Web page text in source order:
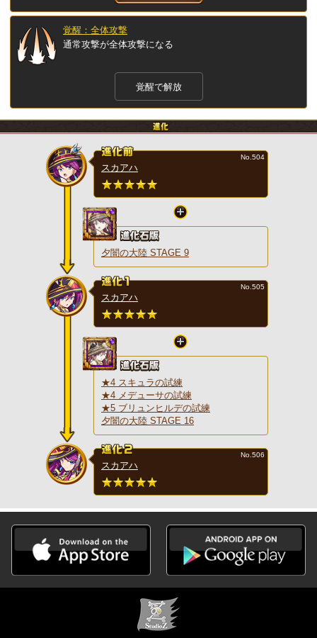
覚醒：全体攻撃
通常攻撃が全体攻撃になる
覚醒で解放
スカアハ
No.504
夕闇の大陸 STAGE 9
スカアハ
No.505
★4 スキュラの試練
★4 メデューサの試練
★5 ブリュンヒルデの試練
夕闇の大陸 STAGE 16
スカアハ
No.506